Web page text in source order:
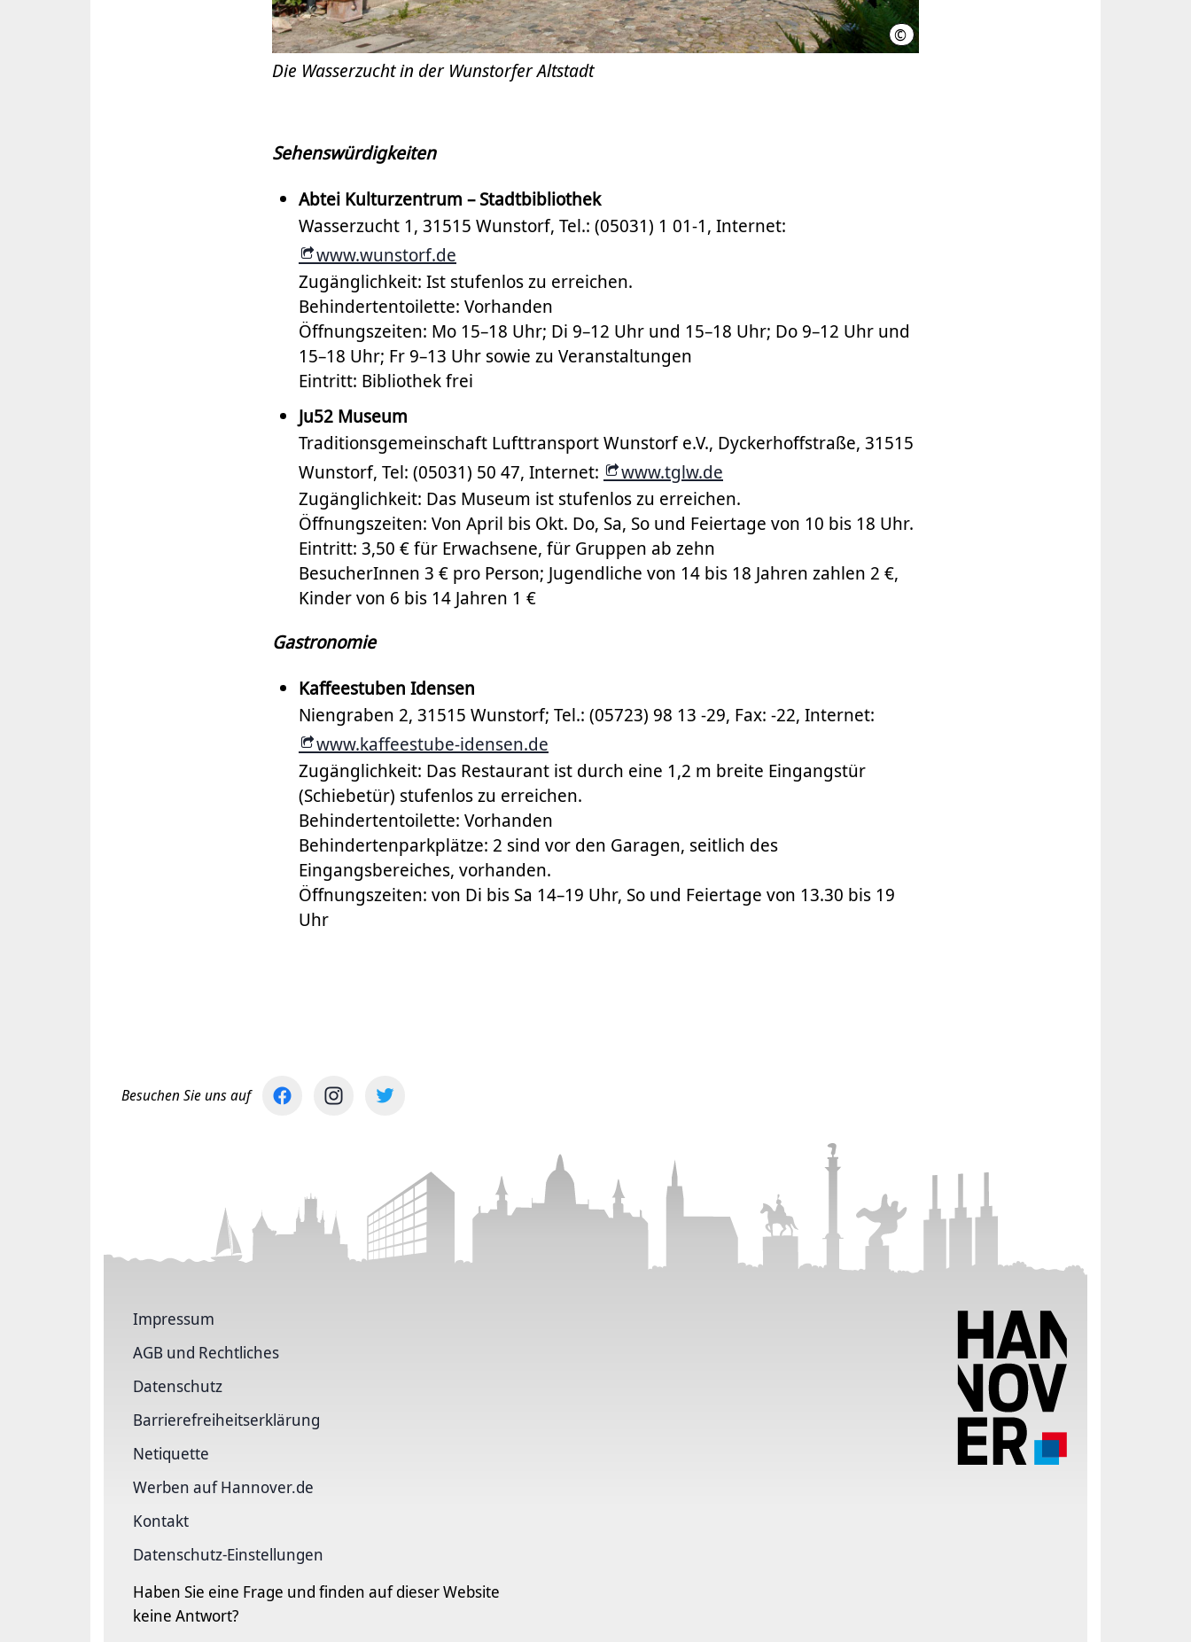
© Region Hannover, Langreder
Die Wasserzucht in der Wunstorfer Altstadt
Sehenswürdigkeiten
Abtei Kulturzentrum – Stadtbibliothek
Wasserzucht 1, 31515 Wunstorf, Tel.: (05031) 1 01-1, Internet:
www.wunstorf.de
Zugänglichkeit: Ist stufenlos zu erreichen.
Behindertentoilette: Vorhanden
Öffnungszeiten: Mo 15–18 Uhr; Di 9–12 Uhr und 15–18 Uhr; Do 9–12 Uhr und
15–18 Uhr; Fr 9–13 Uhr sowie zu Veranstaltungen
Eintritt: Bibliothek frei
Ju52 Museum
Traditionsgemeinschaft Lufttransport Wunstorf e.V., Dyckerhoffstraße, 31515
Wunstorf, Tel: (05031) 50 47, Internet:
www.tglw.de
Zugänglichkeit: Das Museum ist stufenlos zu erreichen.
Öffnungszeiten: Von April bis Okt. Do, Sa, So und Feiertage von 10 bis 18 Uhr.
Eintritt: 3,50 € für Erwachsene, für Gruppen ab zehn
BesucherInnen 3 € pro Person; Jugendliche von 14 bis 18 Jahren zahlen 2 €,
Kinder von 6 bis 14 Jahren 1 €
Gastronomie
Kaffeestuben Idensen
Niengraben 2, 31515 Wunstorf; Tel.: (05723) 98 13 -29, Fax: -22, Internet:
www.kaffeestube-idensen.de
Zugänglichkeit: Das Restaurant ist durch eine 1,2 m breite Eingangstür
(Schiebetür) stufenlos zu erreichen.
Behindertentoilette: Vorhanden
Behindertenparkplätze: 2 sind vor den Garagen, seitlich des
Eingangsbereiches, vorhanden.
Öffnungszeiten: von Di bis Sa 14–19 Uhr, So und Feiertage von 13.30 bis 19
Uhr
Besuchen Sie uns auf
Impressum
AGB und Rechtliches
Datenschutz
Barriere­freiheits­erklärung
Netiquette
Werben auf Hannover.de
Kontakt
Datenschutz-Einstellungen
Haben Sie eine Frage und finden auf dieser Website
keine Antwort?